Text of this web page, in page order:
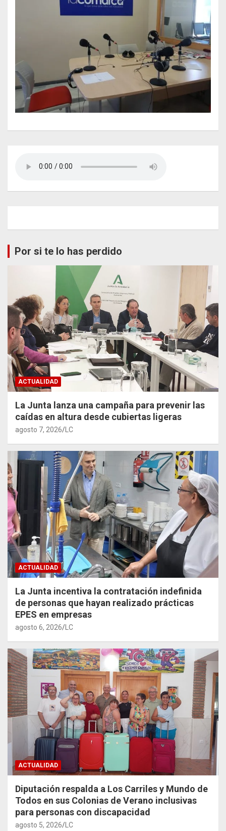
Por si te lo has perdido
ACTUALIDAD
La Junta lanza una campaña para prevenir las
caídas en altura desde cubiertas ligeras
agosto 7, 2026 LC
ACTUALIDAD
La Junta incentiva la contratación indefinida
de personas que hayan realizado prácticas
EPES en empresas
agosto 6, 2026 LC
ACTUALIDAD
Diputación respalda a Los Carriles y Mundo de
Todos en sus Colonias de Verano inclusivas
para personas con discapacidad
agosto 5, 2026 LC